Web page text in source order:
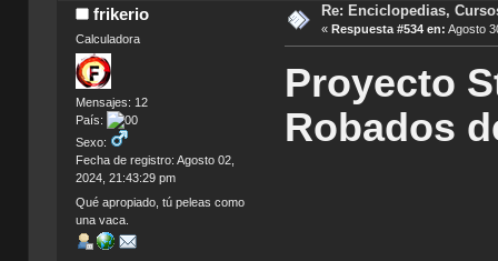
frikerio
Calculadora
Mensajes: 12
País:
Sexo:
Fecha de registro: Agosto 02,
2024, 21:43:29 pm
Qué apropiado, tú peleas como
una vaca.
Re: Enciclopedias,
« Respuesta #534 en: Agosto
Proyecto
Robados